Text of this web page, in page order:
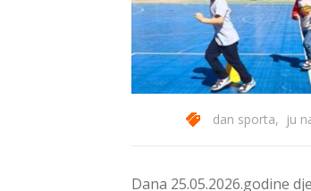
dan sporta, ju
Dana 25.05.2026.godine